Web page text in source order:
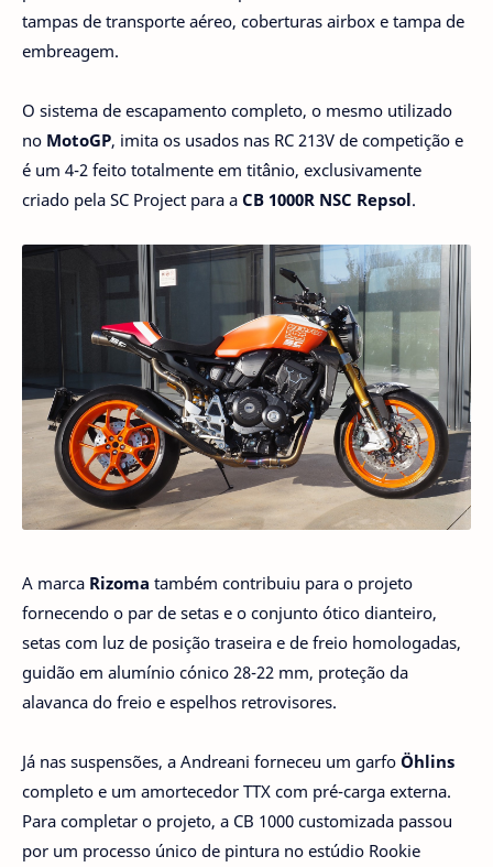
tampas de transporte aéreo, coberturas airbox e tampa de
embreagem.
O sistema de escapamento completo, o mesmo utilizado
no MotoGP, imita os usados nas RC 213V de competição e
é um 4-2 feito totalmente em titânio, exclusivamente
criado pela SC Project para a CB 1000R NSC Repsol.
A marca Rizoma também contribuiu para o projeto
fornecendo o par de setas e o conjunto ótico dianteiro,
setas com luz de posição traseira e de freio homologadas,
guidão em alumínio cónico 28-22 mm, proteção da
alavanca do freio e espelhos retrovisores.
Já nas suspensões, a Andreani forneceu um garfo Öhlins
completo e um amortecedor TTX com pré-carga externa.
Para completar o projeto, a CB 1000 customizada passou
por um processo único de pintura no estúdio Rookie